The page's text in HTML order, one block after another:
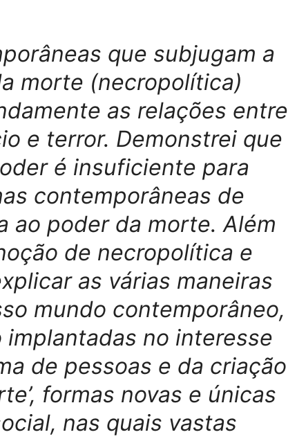
que subjugam a
morte (necropolítica)
as relações entre
e terror. Demonstrei que
é insuficiente para
contemporâneas de
ao poder da morte. Além
de necropolítica e
as várias maneiras
mundo contemporâneo,
implantadas no interesse
de pessoas e da criação
formas novas e únicas
nas quais vastas